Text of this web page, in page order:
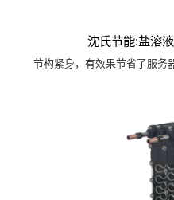
沈氏节能:盐溶
节构紧身，有效果节省了服务